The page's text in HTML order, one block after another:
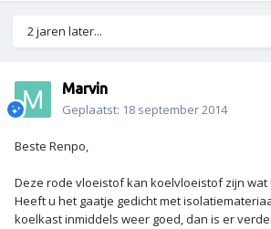
2 jaren later...
Marvin
Geplaatst: 18 september 2014
Beste Renpo,
Deze rode vloeistof kan koelvloeistof zijn wat
Heeft u het gaatje gedicht met
koelkast inmiddels weer goed, dan is er